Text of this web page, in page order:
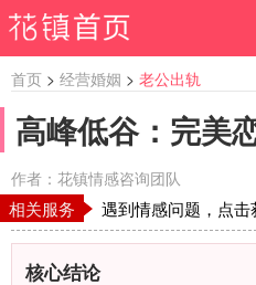
首页 > 经营婚姻 > 老公出轨
高峰低谷：完美
作者：花镇情感咨询团队
相关服务 遇到情感问题，点
核心结论